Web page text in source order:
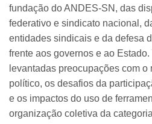
fundação do ANDES-SN, das
federativo e sindicato nacional,
entidades sindicais e da defesa
frente aos governos e ao Estado.
levantadas preocupações com
político, os desafios da
e os impactos do uso de
organização coletiva da